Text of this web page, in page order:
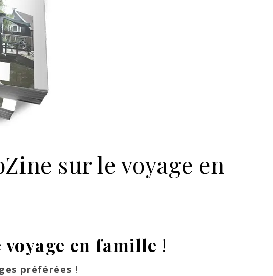
sur le voyage en
en famille !
préférées !